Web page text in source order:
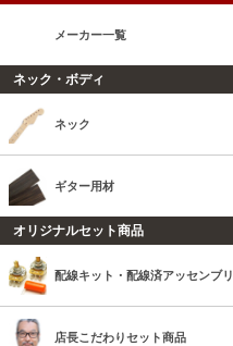
メーカー一覧
ネック・ボディ
ネック
ギター用材
オリジナルセット商品
配線キット・配線済アッセンブリ
店長こだわりセット商品